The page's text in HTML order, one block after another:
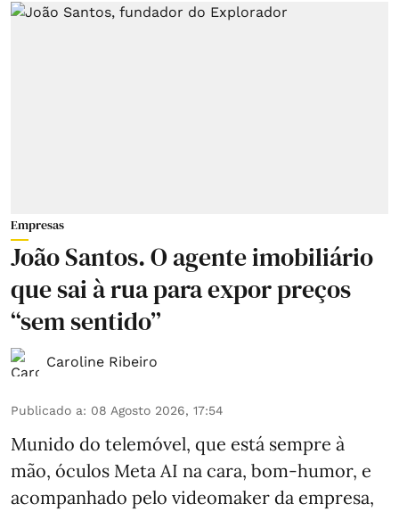
Empresas
João Santos. O agente imobiliário
que sai à rua para expor preços
“sem sentido”
Caroline Ribeiro
Publicado a: 08 Agosto 2026, 17:54
Munido do telemóvel, que está sempre à
mão, óculos Meta AI na cara, bom-humor, e
acompanhado pelo videomaker da empresa,